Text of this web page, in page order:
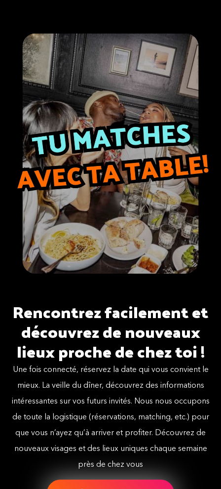
Rencontrez facilement et
découvrez de nouveaux
lieux proche de chez toi !
Une fois connecté, réservez la date qui vous convient le
mieux. La veille du dîner, découvrez des informations
intéressantes sur vos futurs invités. Nous nous occupons
de toute la logistique (réservations, matching, etc.) pour
que vous n’ayez qu’à arriver et profiter. Découvrez de
nouveaux visages et des lieux uniques chaque semaine
près de chez vous